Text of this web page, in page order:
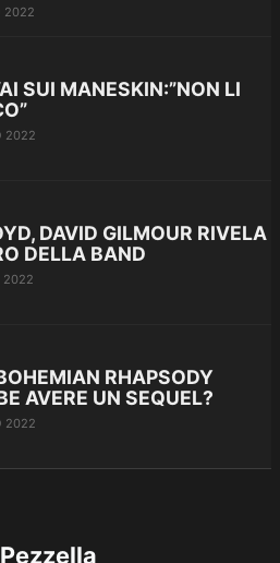
2022
SUI MANESKIN:”NON LI
2022
DAVID GILMOUR RIVELA
DELLA BAND
2022
RHAPSODY
AVERE UN SEQUEL?
2022